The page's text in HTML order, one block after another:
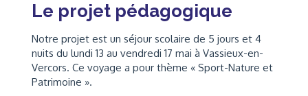
Le projet pédagogique
Notre projet est un séjour scolaire de 5 jours et 4
nuits du lundi 13 au vendredi 17 mai à Vassieux-en-
Vercors. Ce voyage a pour thème « Sport-Nature et
Patrimoine ».